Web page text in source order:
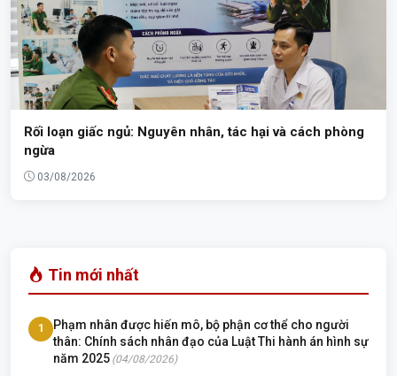
Rối loạn giấc ngủ: Nguyên nhân, tác hại và cách phòng
ngừa
03/08/2026
Tin mới nhất
1
Phạm nhân được hiến mô, bộ phận cơ thể cho người
thân: Chính sách nhân đạo của Luật Thi hành án hình sự
năm 2025 (04/08/2026)